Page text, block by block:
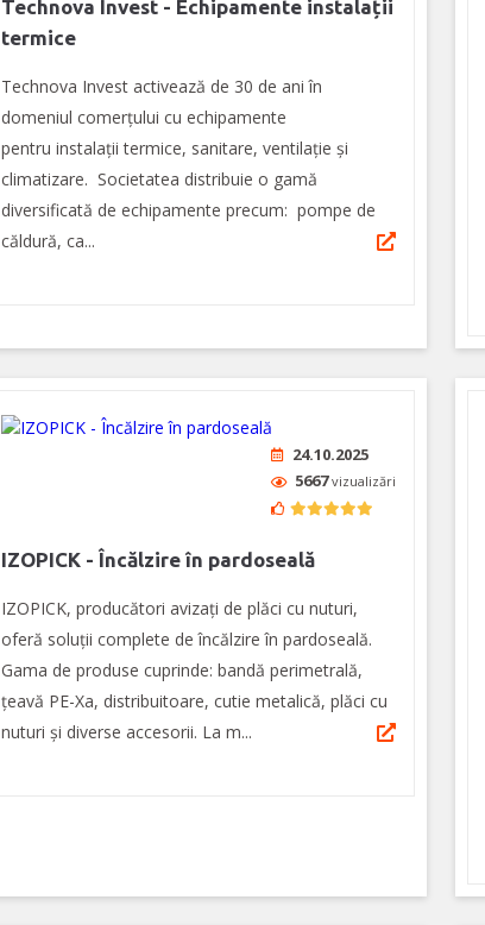
Technova Invest - Echipamente instalații
termice
Technova Invest activează de 30 de ani în
domeniul comerțului cu echipamente
pentru instalații termice, sanitare, ventilaţie şi
climatizare. Societatea distribuie o gamă
diversificată de echipamente precum: pompe de
căldură, ca...
24.10.2025
5667vizualizări
IZOPICK - Încălzire în pardoseală
IZOPICK, producători avizați de plăci cu nuturi,
oferă soluții complete de încălzire în pardoseală.
Gama de produse cuprinde: bandă perimetrală,
țeavă PE-Xa, distribuitoare, cutie metalică, plăci cu
nuturi și diverse accesorii. La m...